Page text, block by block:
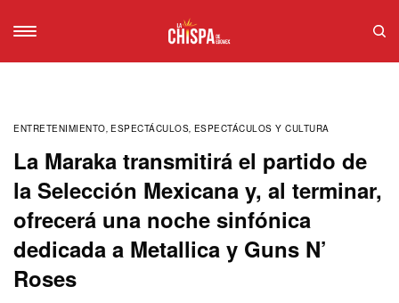
ENTRETENIMIENTO, ESPECTÁCULOS, ESPECTÁCULOS Y CULTURA
La Maraka transmitirá el partido de
la Selección Mexicana y, al terminar,
ofrecerá una noche sinfónica
dedicada a Metallica y Guns N’
Roses